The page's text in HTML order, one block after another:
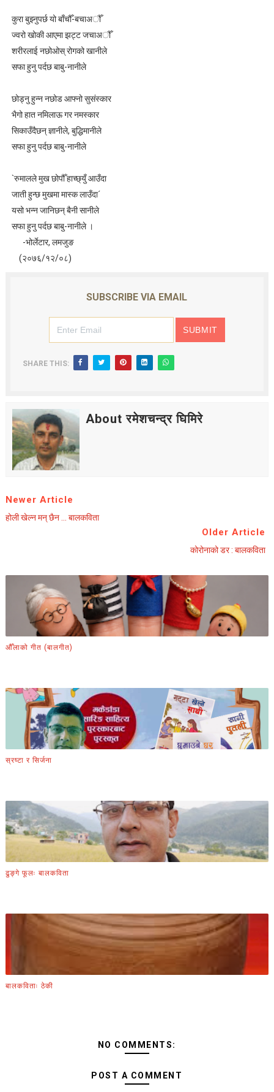
लघुकथा: दसैँको टीका
बालकविता: तीज आयो तीजमा
तीजको दर (लघुकथा)
औँलाको गीत (बालगीत)
कुरा बुझ्नुपर्छ यो बाँचौँ-बचाअौँ
ज्वरो खोकी आएमा झट्ट जचाअौँ
शरीरलाई नछोओस् रोगको खानीले
सफा हुनु पर्दछ बाबु-नानीले
छोड्नु हुन्न नछोड आफ्नो सुसंस्कार
भैगो हात नमिलाऊ गर नमस्कार
सिकाउँदैछन् ज्ञानीले, बुद्धिमानीले
सफा हुनु पर्दछ बाबु-नानीले
`रुमालले मुख छोपौँ हाच्छ्युँ आउँदा
जाती हुन्छ मुखमा मास्क लाउँदा´
यसो भन्न जानिछन् बैनी सानीले
सफा हुनु पर्दछ बाबु-नानीले ।
-भोर्लेटार, लमजुङ
(२०७६/१२/०८)
SUBSCRIBE VIA EMAIL
SHARE THIS:
About रमेशचन्द्र घिमिरे
Newer Article
होली खेल्न मन् छैन ... बालकविता
Older Article
कोरोनाको डर : बालकविता
औँलाको गीत (बालगीत)
स्रष्टा र सिर्जना
ढुङ्गे फूलः बालकविता
बालकविताः ठेकी
NO COMMENTS:
POST A COMMENT